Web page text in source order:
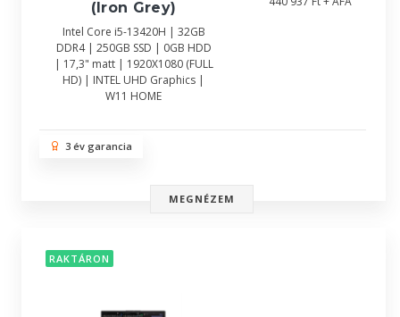
(Iron Grey)
Intel Core i5-13420H | 32GB
DDR4 | 250GB SSD | 0GB HDD
| 17,3" matt | 1920X1080 (FULL
HD) | INTEL UHD Graphics |
W11 HOME
3 év garancia
MEGNÉZEM
RAKTÁRON